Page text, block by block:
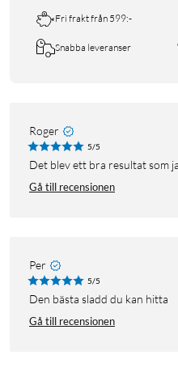
Fri frakt från 599:-
Snabba leveranser
Roger
5/5
Det blev ett bra resultat som
Gå till recensionen
Per
5/5
Den bästa sladd du kan hitta
Gå till recensionen